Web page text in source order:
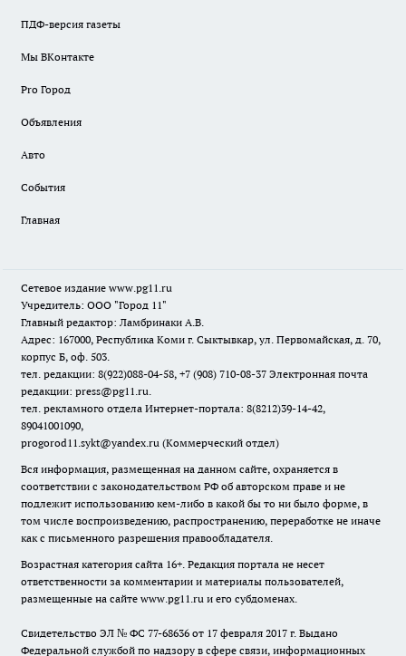
ПДФ-версия газеты
Мы ВКонтакте
Pro Город
Объявления
Авто
События
Главная
Сетевое издание www.pg11.ru
Учредитель: ООО "Город 11"
Главный редактор: Ламбринаки А.В.
Адрес: 167000, Республика Коми г. Сыктывкар, ул. Первомайская, д. 70,
корпус Б, оф. 503.
тел. редакции: 8(922)088-04-58, +7 (908) 710-08-37 Электронная почта
редакции: press@pg11.ru.
тел. рекламного отдела Интернет-портала: 8(8212)39-14-42,
89041001090,
progorod11.sykt@yandex.ru (Коммерческий отдел)
Вся информация, размещенная на данном сайте, охраняется в
соответствии с законодательством РФ об авторском праве и не
подлежит использованию кем-либо в какой бы то ни было форме, в
том числе воспроизведению, распространению, переработке не иначе
как с письменного разрешения правообладателя.
Возрастная категория сайта 16+. Редакция портала не несет
ответственности за комментарии и материалы пользователей,
размещенные на сайте www.pg11.ru и его субдоменах.
Свидетельство ЭЛ № ФС 77-68636 от 17 февраля 2017 г. Выдано
Федеральной службой по надзору в сфере связи, информационных